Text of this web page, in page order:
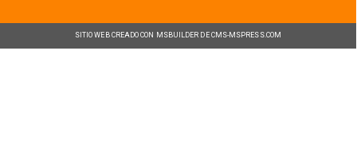
SITIO WEB CREADO CON MSBUILDER DE CMS-MSPRESS.COM